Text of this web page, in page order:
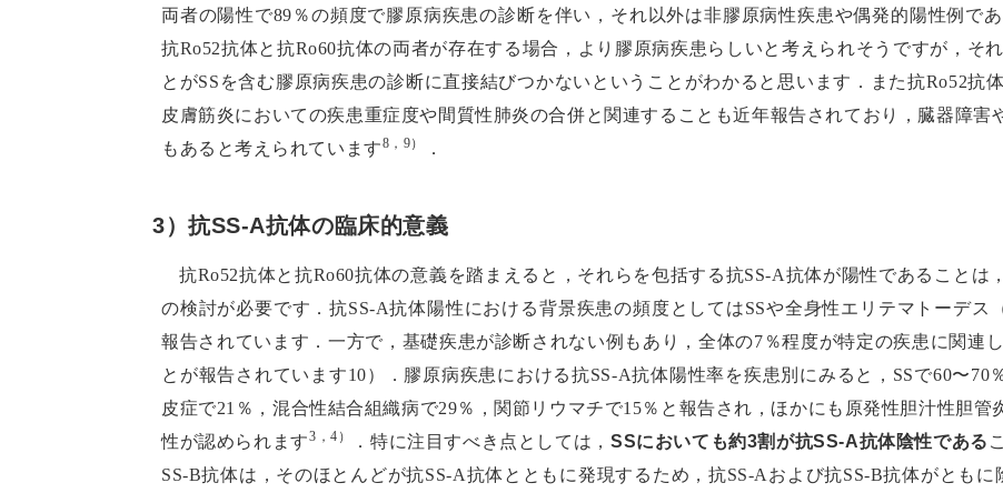
両者の陽性で89％の頻度で膠原病疾患の診断を伴い，それ以外は非膠原病性疾患や偶発的陽性例で
抗Ro52抗体と抗Ro60抗体の両者が存在する場合，より膠原病疾患らしいと考えられそうですが，そ
とがSSを含む膠原病疾患の診断に直接結びつかないということがわかると思います．また抗Ro52抗
皮膚筋炎においての疾患重症度や間質性肺炎の合併と関連することも近年報告されており，臓器障害
もあると考えられています8，9） ．
3）抗SS-A抗体の臨床的意義
抗Ro52抗体と抗Ro60抗体の意義を踏まえると，それらを包括する抗SS-A抗体が陽性であることは
の検討が必要です．抗SS-A抗体陽性における背景疾患の頻度としてはSSや全身性エリテマトーデス
報告されています．一方で，基礎疾患が診断されない例もあり，全体の7％程度が特定の疾患に関連
とが報告されています10）．膠原病疾患における抗SS-A抗体陽性率を疾患別にみると，SSで60〜70
皮症で21％，混合性結合組織病で29％，関節リウマチで15％と報告され，ほかにも原発性胆汁性胆
性が認められます3，4） ．特に注目すべき点としては， SSにおいても約3割が抗SS-A抗体陰性である
SS-B抗体は，そのほとんどが抗SS-A抗体とともに発現するため，抗SS-Aおよび抗SS-B抗体がとも